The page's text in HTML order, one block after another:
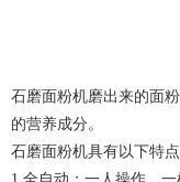
石磨面粉机磨出来的面
的营养成分。
石磨面粉机具有以下特点